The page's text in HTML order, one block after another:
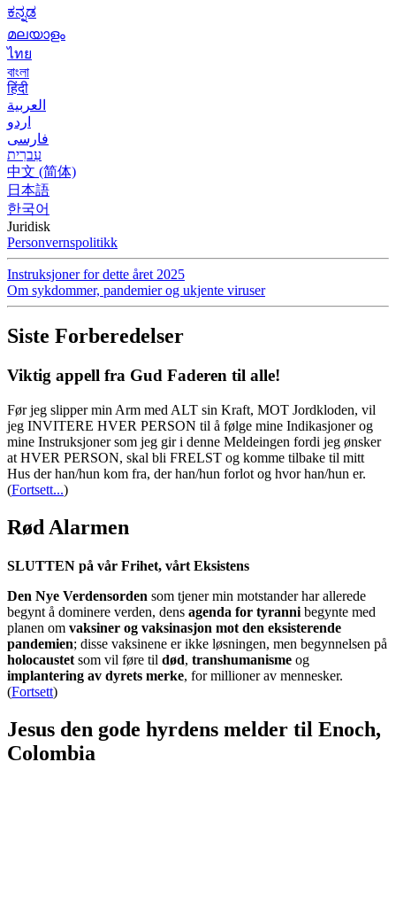
ಕನ್ನಡ
മലയാളം
ไทย
বাংলা
हिंदी
العربية
اردو
فارسی
עִברִית
中文 (简体)
日本語
한국어
Juridisk
Personvernspolitikk
Instruksjoner for dette året 2025
Om sykdommer, pandemier og ukjente viruser
Siste Forberedelser
Viktig appell fra Gud Faderen til alle!
Før jeg slipper min Arm med ALT sin Kraft, MOT Jordkloden, vil
jeg INVITERE HVER PERSON til å følge mine Indikasjoner og
mine Instruksjoner som jeg gir i denne Meldeingen fordi jeg ønsker
at HVER PERSON, skal bli FRELST og komme tilbake til mitt
Hus der han/hun kom fra, der han/hun forlot og hvor han/hun er.
(Fortsett...)
Rød Alarmen
SLUTTEN på vår Frihet, vårt Eksistens
Den Nye Verdensorden som tjener min motstander har allerede
begynt å dominere verden, dens agenda for tyranni begynte med
planen om vaksiner og vaksinasjon mot den eksisterende
pandemien; disse vaksinene er ikke løsningen, men begynnelsen på
holocaustet som vil føre til død, transhumanisme og
implantering av dyrets merke, for millioner av mennesker.
(Fortsett)
Jesus den gode hyrdens melder til Enoch,
Colombia